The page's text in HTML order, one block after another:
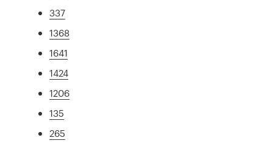
337
1368
1641
1424
1206
135
265